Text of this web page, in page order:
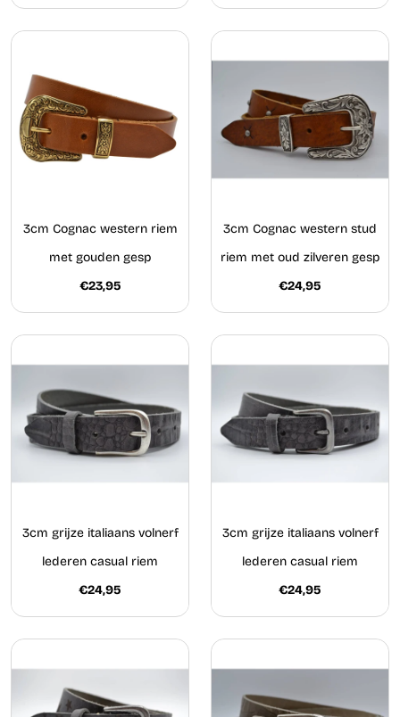
3cm Cognac western riem
met gouden gesp
€23,95
3cm Cognac western stud
riem met oud zilveren gesp
€24,95
3cm grijze italiaans volnerf
lederen casual riem
€24,95
3cm grijze italiaans volnerf
lederen casual riem
€24,95